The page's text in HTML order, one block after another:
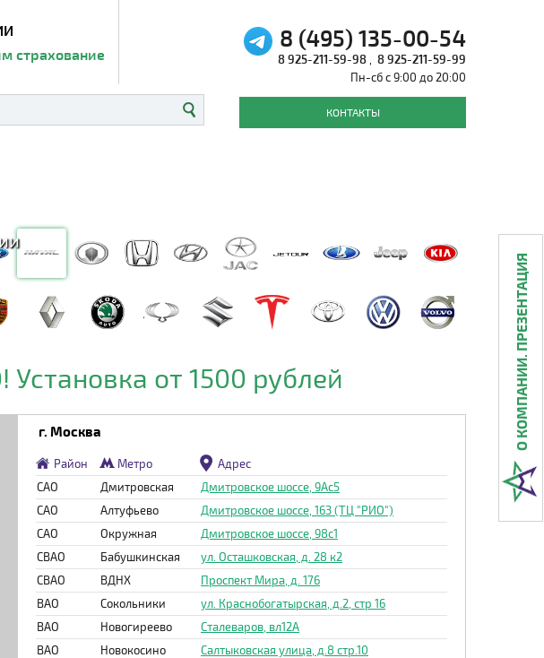
страхование
8 (495) 135-00-54
8 925-211-59-98
8 925-211-59-99
Пн-сб с 9:00 до 20:00
КОНТАКТЫ
от 1500 рублей
г. Москва
Район Метро
Адрес
САО
Дмитровская
Дмитровское шоссе, 9Ас5
САО
Алтуфьево
Дмитровское шоссе, 163 (ТЦ "РИО")
САО
Окружная
Дмитровское шоссе, 98с1
СВАО
Бабушкинская
ул. Осташковская, д. 28 к2
СВАО
ВДНХ
Проспект Мира, д. 176
ВАО
Сокольники
ул. Краснобогатырская, д.2, стр 16
ВАО
Новогиреево
Сталеваров, вл12А
ВАО
Новокосино
Салтыковская улица, д.8 стр.10
О КОМПАНИИ. ПРЕЗЕНТАЦИЯ